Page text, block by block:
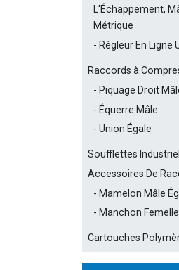
L'Échappement,
Métrique
Régleur En Ligne
Raccords à
Piquage Droit
Équerre Mâle
Union Égale
Soufflettes
Accessoires De
Mamelon Mâle
Manchon Femelle
Cartouches